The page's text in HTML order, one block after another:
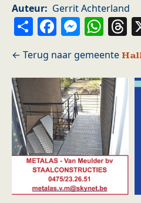
Auteur
Gerrit Achterland
Share